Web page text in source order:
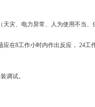
灾、电力异常、人为使用不当、
在8工作小时内作出反应， 24工
调试。